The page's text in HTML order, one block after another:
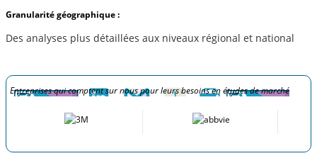
Granularité géographique :
Des analyses plus détaillées aux niveaux régional et national
Entreprises qui comptent sur nous pour leurs besoins en études de marché